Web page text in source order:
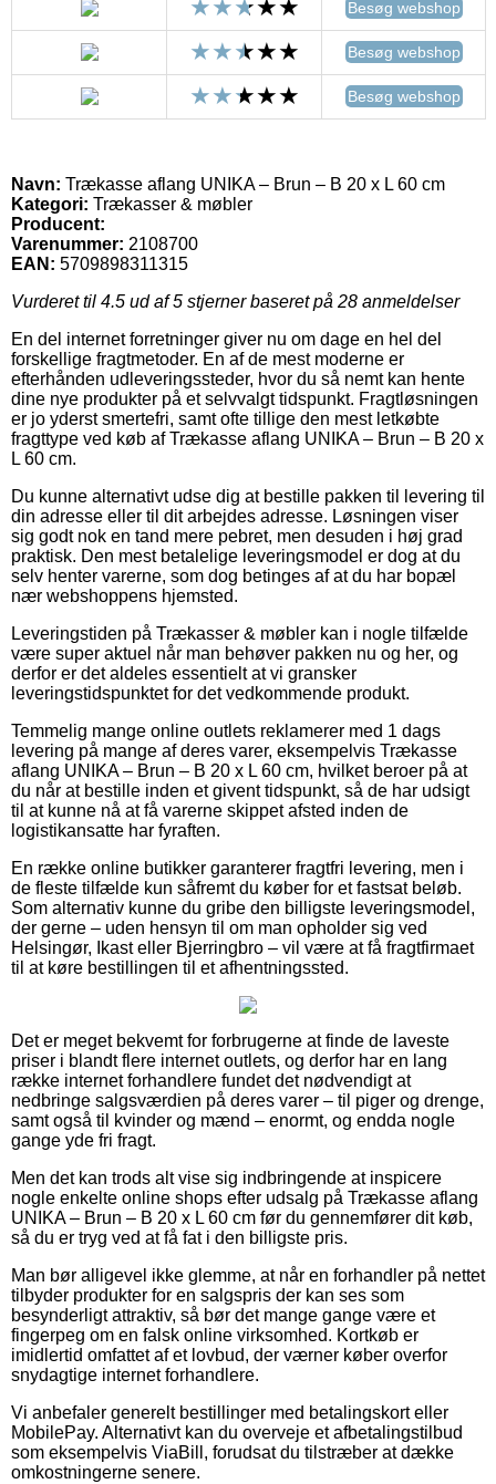
Besøg webshop
Besøg webshop
Besøg webshop
Navn: Trækasse aflang UNIKA – Brun – B 20 x L 60 cm
Kategori: Trækasser & møbler
Producent:
Varenummer: 2108700
EAN: 5709898311315
Vurderet til 4.5 ud af 5 stjerner baseret på 28 anmeldelser
En del internet forretninger giver nu om dage en hel del
forskellige fragtmetoder. En af de mest moderne er
efterhånden udleveringssteder, hvor du så nemt kan hente
dine nye produkter på et selvvalgt tidspunkt. Fragtløsningen
er jo yderst smertefri, samt ofte tillige den mest letkøbte
fragttype ved køb af Trækasse aflang UNIKA – Brun – B 20 x
L 60 cm.
Du kunne alternativt udse dig at bestille pakken til levering til
din adresse eller til dit arbejdes adresse. Løsningen viser
sig godt nok en tand mere pebret, men desuden i høj grad
praktisk. Den mest betalelige leveringsmodel er dog at du
selv henter varerne, som dog betinges af at du har bopæl
nær webshoppens hjemsted.
Leveringstiden på Trækasser & møbler kan i nogle tilfælde
være super aktuel når man behøver pakken nu og her, og
derfor er det aldeles essentielt at vi gransker
leveringstidspunktet for det vedkommende produkt.
Temmelig mange online outlets reklamerer med 1 dags
levering på mange af deres varer, eksempelvis Trækasse
aflang UNIKA – Brun – B 20 x L 60 cm, hvilket beroer på at
du når at bestille inden et givent tidspunkt, så de har udsigt
til at kunne nå at få varerne skippet afsted inden de
logistikansatte har fyraften.
En række online butikker garanterer fragtfri levering, men i
de fleste tilfælde kun såfremt du køber for et fastsat beløb.
Som alternativ kunne du gribe den billigste leveringsmodel,
der gerne – uden hensyn til om man opholder sig ved
Helsingør, Ikast eller Bjerringbro – vil være at få fragtfirmaet
til at køre bestillingen til et afhentningssted.
Det er meget bekvemt for forbrugerne at finde de laveste
priser i blandt flere internet outlets, og derfor har en lang
række internet forhandlere fundet det nødvendigt at
nedbringe salgsværdien på deres varer – til piger og drenge,
samt også til kvinder og mænd – enormt, og endda nogle
gange yde fri fragt.
Men det kan trods alt vise sig indbringende at inspicere
nogle enkelte online shops efter udsalg på Trækasse aflang
UNIKA – Brun – B 20 x L 60 cm før du gennemfører dit køb,
så du er tryg ved at få fat i den billigste pris.
Man bør alligevel ikke glemme, at når en forhandler på nettet
tilbyder produkter for en salgspris der kan ses som
besynderligt attraktiv, så bør det mange gange være et
fingerpeg om en falsk online virksomhed. Kortkøb er
imidlertid omfattet af et lovbud, der værner køber overfor
snydagtige internet forhandlere.
Vi anbefaler generelt bestillinger med betalingskort eller
MobilePay. Alternativt kan du overveje et afbetalingstilbud
som eksempelvis ViaBill, forudsat du tilstræber at dække
omkostningerne senere.